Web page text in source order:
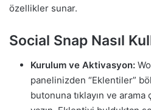
özellikler sunar.
Social Snap Nasıl
Kurulum ve Aktivasyon:
panelinizden “Eklentiler”
butonuna tıklayın ve arama